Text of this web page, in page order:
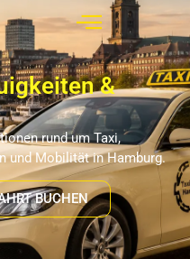
&
rund um Taxi,
und Mobilität in Hamburg.
BUCHEN